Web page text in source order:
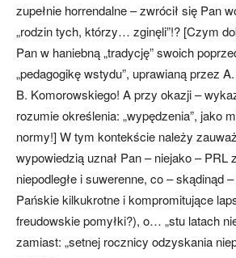
zupełnie horrendalne – zwrócił się Pan
„rodzin tych, którzy… zginęli”!? [Czym
Pan w haniebną „tradycję” swoich
„pedagogikę wstydu”, uprawianą przez
B. Komorowskiego! A przy okazji –
rozumie określenia: „wypędzenia”, jako
normy!] W tym kontekście należy
wypowiedzią uznał Pan – niejako –
niepodległe i suwerenne, co – skądinąd
Pańskie kilkukrotne i kompromitujące
freudowskie pomyłki?), o… „stu latach
zamiast: „setnej rocznicy odzyskania